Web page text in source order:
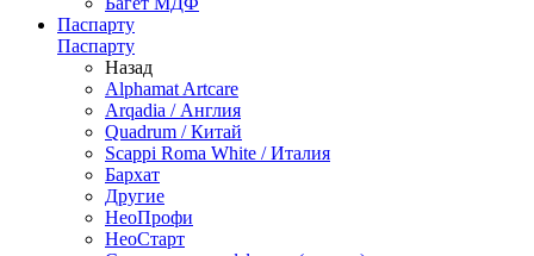
Паспарту
Паспарту
Назад
Alphamat Artcare
Arqadia / Англия
Quadrum / Китай
Scappi Roma White / Италия
Бархат
Другие
НеоПрофи
НеоСтарт